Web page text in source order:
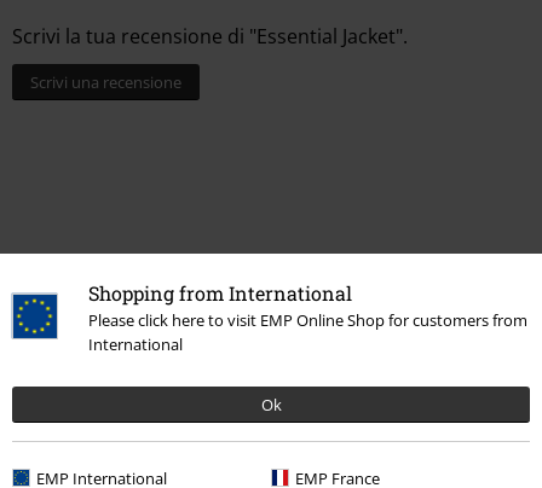
Shopping from International
Please click here to visit EMP Online Shop for customers from
International
Ok
EMP International EMP France
Scrivi la tua recensione di "Essential Jacket".
Scrivi una recensione
Ultimi articoli visualizzati